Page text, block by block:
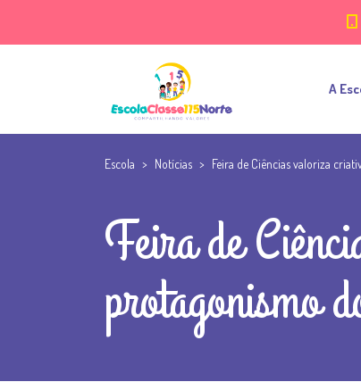
A
Escola > Notícias > Feira de Ciências valoriza
Feira de
protagonismo